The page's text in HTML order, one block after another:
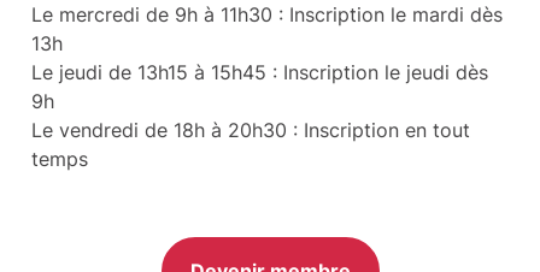
Le mercredi de 9h à 11h30 : Inscription le mardi dès
13h
Le jeudi de 13h15 à 15h45 : Inscription le jeudi dès
9h
Le vendredi de 18h à 20h30 : Inscription en tout
temps